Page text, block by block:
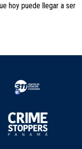
hoy puede llegar a ser